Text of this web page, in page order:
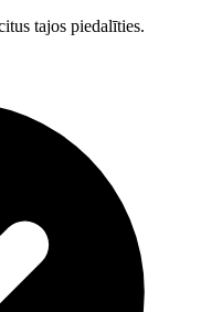
tajos piedalīties.